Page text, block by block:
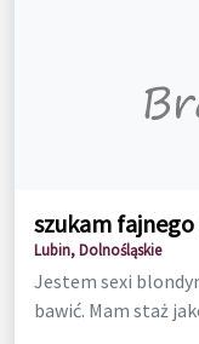
szukam fajnego
Lubin, Dolnośląskie
Jestem sexi
bawić. Mam staż